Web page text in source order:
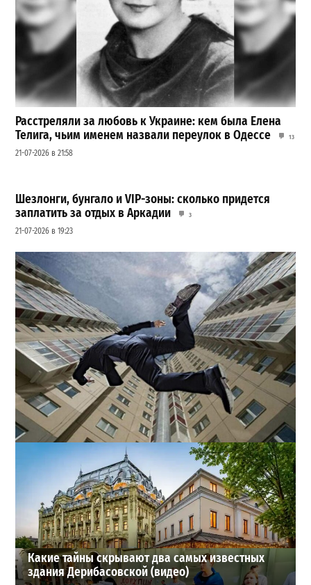
Расстреляли за любовь к Украине: кем была Елена
Телига, чьим именем назвали переулок в Одессе
13
21-07-2026 в 21:58
Шезлонги, бунгало и VIP-зоны: сколько придется
заплатить за отдых в Аркадии
3
21-07-2026 в 19:23
В одесском жилмассиве Радужном погиб 26-летний
мужчина: что известно
27-07-2026 в 13:47
ВИБОР РЕДАКЦИИ
Какие тайны скрывают два самых известных
здания Дерибасовской (видео)